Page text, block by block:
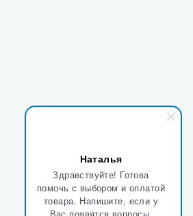
Наталья
Здравствуйте! Готова
помочь с выбором и оплатой
товара. Напишите, если у